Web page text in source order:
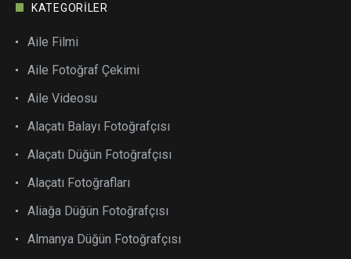
KATEGORILER
Aile Filmi
Aile Fotoğraf Çekimi
Aile Videosu
Alaçatı Balayı Fotoğrafçısı
Alaçatı Düğün Fotoğrafçısı
Alaçatı Fotoğrafları
Aliağa Düğün Fotoğrafçısı
Almanya Düğün Fotoğrafçısı